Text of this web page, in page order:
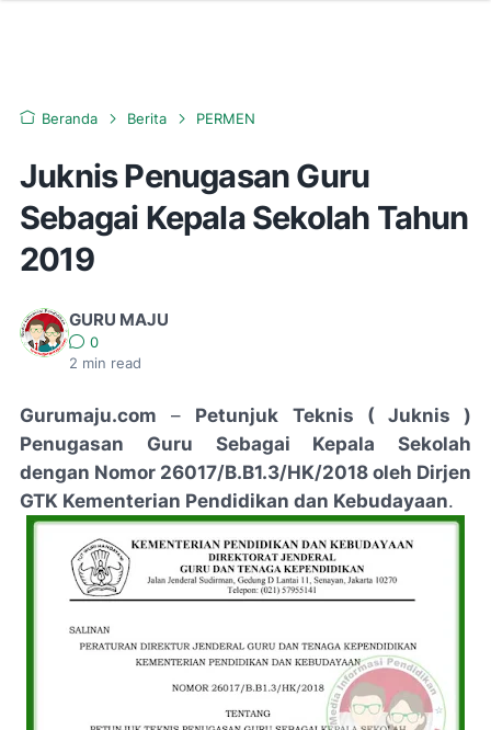
Beranda Berita PERMEN
Juknis Penugasan Guru
Sebagai Kepala Sekolah Tahun
2019
GURU MAJU
0
2 min read
Gurumaju.com – Petunjuk Teknis ( Juknis )
Penugasan Guru Sebagai Kepala Sekolah
dengan Nomor 26017/B.B1.3/HK/2018 oleh Dirjen
GTK Kementerian Pendidikan dan Kebudayaan.